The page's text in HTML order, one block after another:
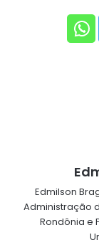
Edmilson
Administração
Rondônia e